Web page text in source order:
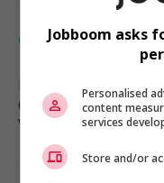
Caissier
Kamloops, BC
(143 km)
Vente, achat et
Jobboom asks
Personalised
content
services
Store and/or